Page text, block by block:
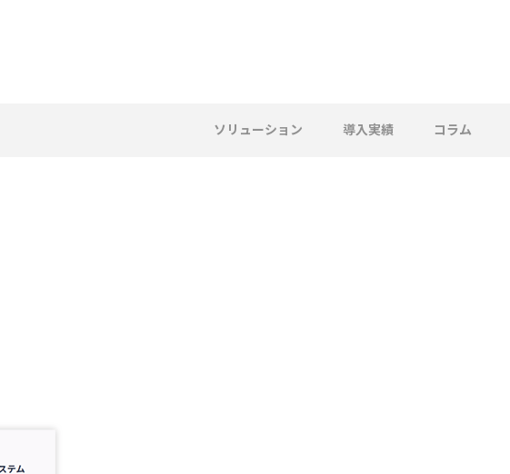
ソリューション 導入実績 コラム